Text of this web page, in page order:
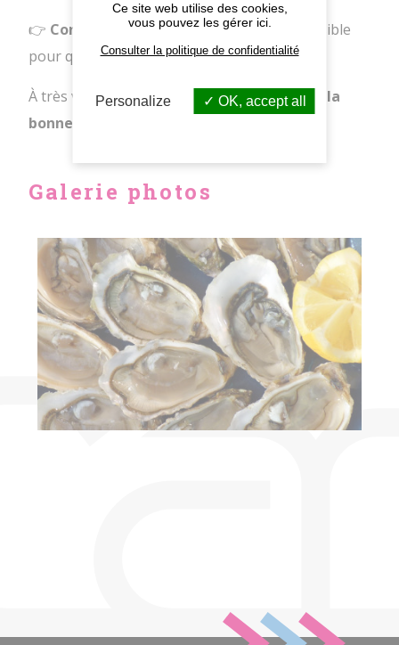
👉 Confirmez votre présencedès que possible
pour qu’on puisse tout organiser.
À très vite pour une soiréesous le signe de la
bonne humeur
Galerie photos
Ce site web utilise des cookies,
vous pouvez les gérer ici.
Consulter la politique de confidentialité
Personalize OK, accept all